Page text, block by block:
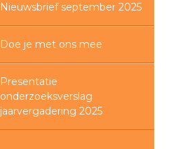
Nieuwsbrief september 2025
Doe je met ons mee
Presentatie
onderzoeksverslag
jaarvergadering 2025